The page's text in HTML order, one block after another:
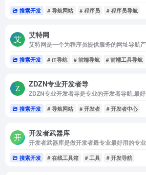
搜索开发 # 导航网站 # 程序员 # 程序员导航
艾特网
艾特网是一个为程序员提供服务的网址导航
搜索开发 # iT导航 # 前端导航 # 前端工具导航
ZDZN专业开发者导
ZDZN专业开发者导是专业的开发者导航,最
搜索开发 # 导航网站 # 开发者 # 开发者中心
开发者武器库
开发者武器库是做开发者最专业最好用的专
搜索开发 # 在线工具箱 # 工具 # 开发导航